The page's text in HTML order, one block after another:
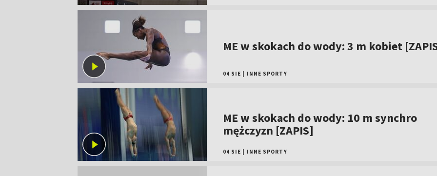
ME w skokach do wody: 3 m kobiet
04 SIE INNE SPORTY
ME w skokach do wody: 10 m synchro
mężczyzn [ZAPIS]
04 SIE INNE SPORTY